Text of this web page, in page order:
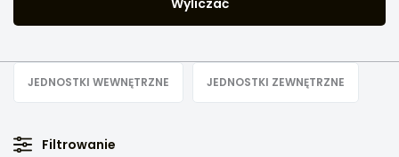
JEDNOSTKI WEWNĘTRZNE JEDNOSTKI ZEWNĘTRZNE
Filtrowanie